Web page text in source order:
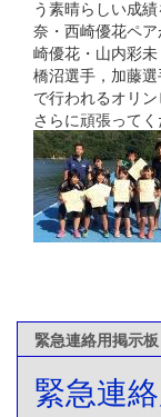
う素晴らしい成
奈・西崎優花ペ
崎優花・山内彩未
橋沼選手，加藤
で行われるオリ
さらに頑張ってく
緊急連絡用掲示板
緊急連